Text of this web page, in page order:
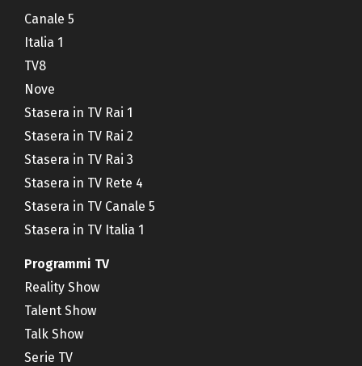
Canale 5
Italia 1
TV8
Nove
Stasera in TV Rai 1
Stasera in TV Rai 2
Stasera in TV Rai 3
Stasera in TV Rete 4
Stasera in TV Canale 5
Stasera in TV Italia 1
Programmi TV
Reality Show
Talent Show
Talk Show
Serie TV